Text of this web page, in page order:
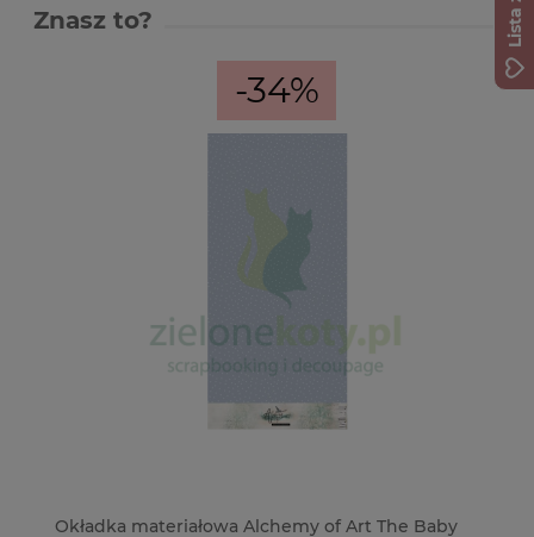
Znasz to?
-34%
Okładka materiałowa Alchemy of Art The Baby